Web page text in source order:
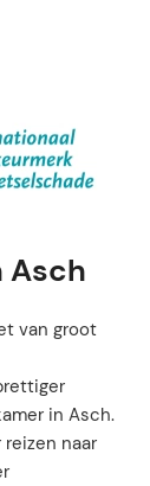
Asch
van groot
in Asch.
naar